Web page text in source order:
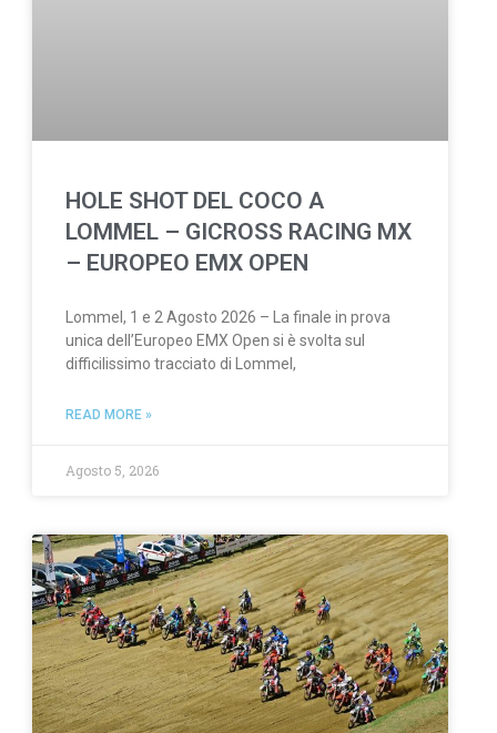
HOLE SHOT DEL COCO A
LOMMEL – GICROSS RACING MX
– EUROPEO EMX OPEN
Lommel, 1 e 2 Agosto 2026 – La finale in prova
unica dell’Europeo EMX Open si è svolta sul
difficilissimo tracciato di Lommel,
READ MORE »
Agosto 5, 2026